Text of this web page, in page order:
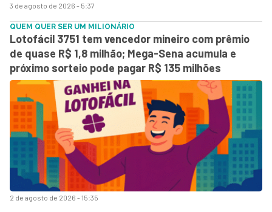
3 de agosto de 2026 - 5:37
2 de agosto de 2026 - 15:35
QUEM QUER SER UM MILIONÁRIO
Lotofácil 3751 tem vencedor mineiro com prêmio
de quase R$ 1,8 milhão; Mega-Sena acumula e
próximo sorteio pode pagar R$ 135 milhões